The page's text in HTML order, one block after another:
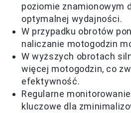
poziomie znamionowym
optymalnej wydajności.
W przypadku obrotów
naliczanie motogodzin
W wyższych obrotach
więcej motogodzin, co
efektywność.
Regularne
kluczowe dla